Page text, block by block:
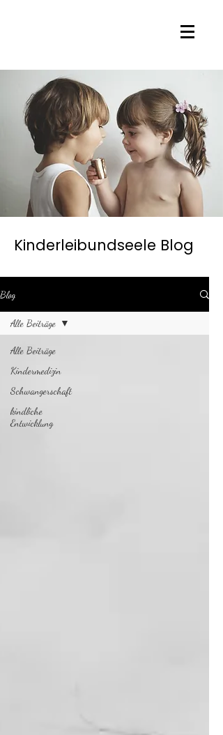
Kinderleibundseele Blog
Blog
Alle Beiträge
Kindermedizin
Schwangerschaft
kindliche
Entwicklung
Alle Beiträge